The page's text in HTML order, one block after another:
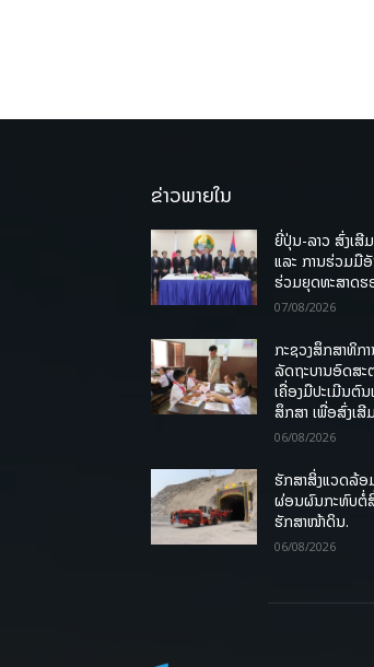
ຂ່າວພາຍໃນ
ຍີ່ປຸ່ນ-ລາວ ສົ່ງເສີ
ແລະ ການຮ່ວມມື
ຮ່ວມຍຸດທະສາດຮ
07/08/2026
ກະຊວງສຶກສາທິກ
ລັດຖະບານອົດສະ
ເຄື່ອງມືປະເມີນຕົ
ສຶກສາ ເພື່ອສົ່ງເສີ
06/08/2026
ຮັກສາສິ່ງແວດລ້
ຜ່ອນຜົນກະທົບຕໍ່
ຮັກສາໜ້າດິນ.
06/08/2026